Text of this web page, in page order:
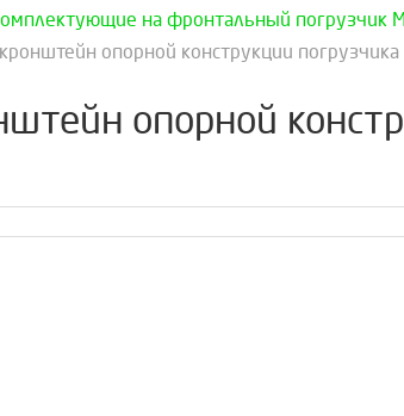
на фронтальный погрузчик
опорной конструкции
опорной